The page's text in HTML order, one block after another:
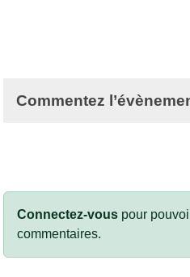
Commentez
Connectez-vous pour
commentaires.